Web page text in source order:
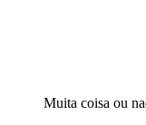
Muita coisa ou